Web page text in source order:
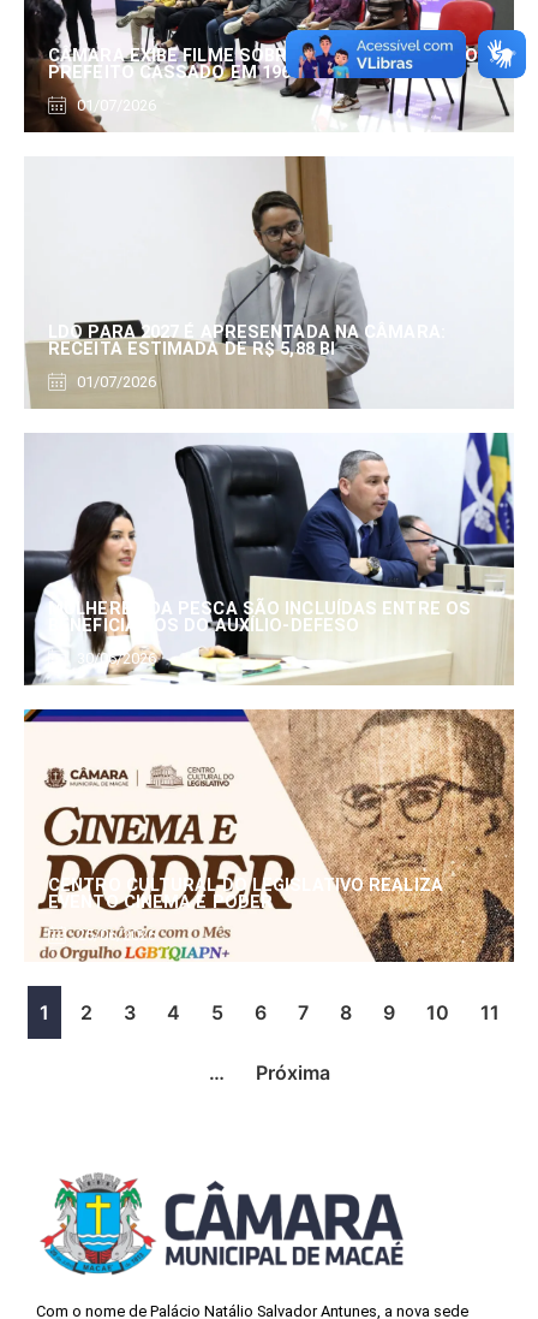
CÂMARA EXIBE FILME SOBRE EDUARDO SERRANO,
PREFEITO CASSADO EM 1960
01/07/2026
LDO PARA 2027 É APRESENTADA NA CÂMARA:
RECEITA ESTIMADA DE R$ 5,88 BI
01/07/2026
MULHERES DA PESCA SÃO INCLUÍDAS ENTRE OS
BENEFICIÁRIOS DO AUXÍLIO-DEFESO
30/06/2026
CENTRO CULTURAL DO LEGISLATIVO REALIZA
EVENTO CINEMA E PODER
25/06/2026
1 2 3 4 5 6 7 8 9 10 11
… Próxima
Com o nome de Palácio Natálio Salvador Antunes, a nova sede